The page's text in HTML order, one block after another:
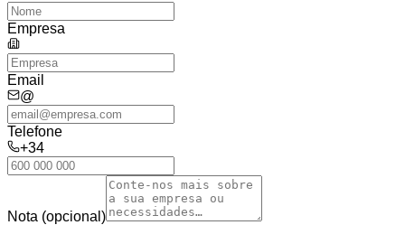
Empresa
Email
@
Telefone
+34
Nota (opcional)